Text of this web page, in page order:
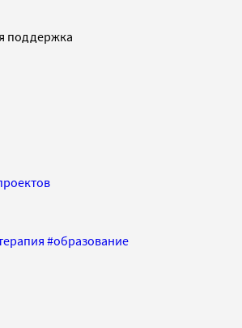
поддержка
#образование